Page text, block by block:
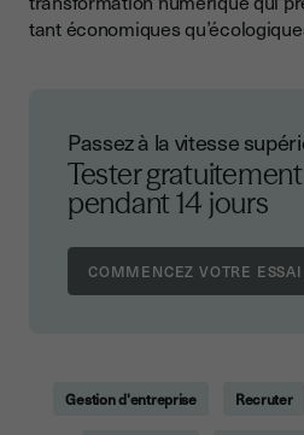
tant économiques
Passez à la vitesse
Tester
pendant 14 jours
Gestion d'entreprise Recruter